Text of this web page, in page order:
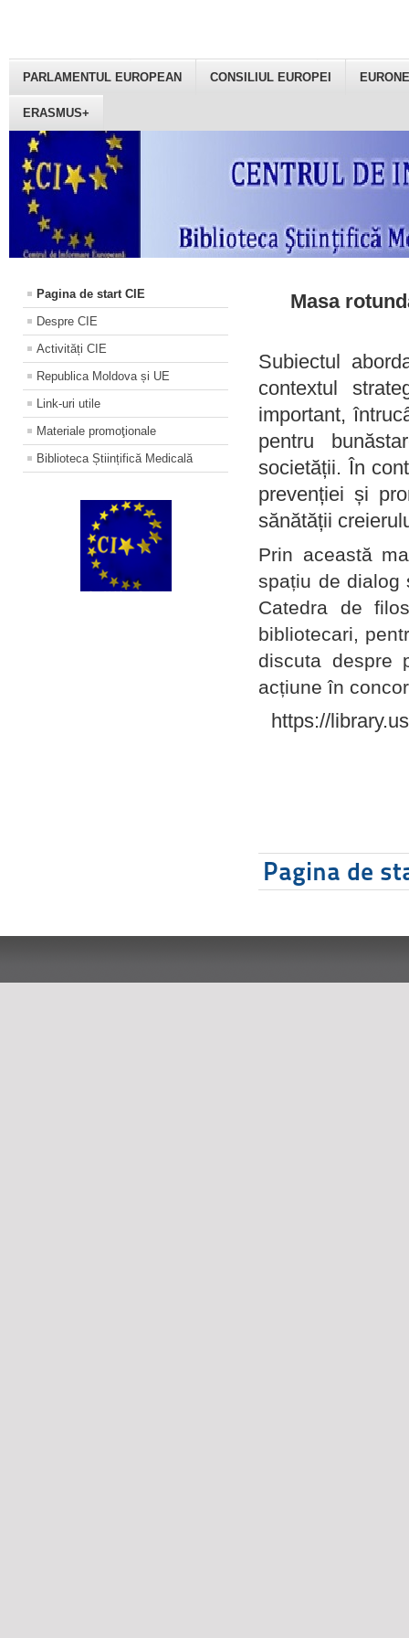
PARLAMENTUL EUROPEAN CONSILIUL EUROPEI
ERASMUS+
Pagina de start CIE
Despre CIE
Activități CIE
Republica Moldova și UE
Link-uri utile
Materiale promoţionale
Biblioteca Științifică Medicală
Masa
Subiectul
contextul
important,
pentru
societății. În
prevenției și
sănătății
Prin această
spațiu de dialog
Catedra de
bibliotecari,
discuta despre
acțiune în
https://
Pagina de